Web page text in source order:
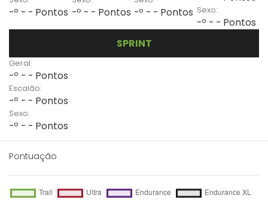
-º - - Pontos -º - - Pontos -º - - Pontos Sexo:
-º - - Pontos
SPRINT
Geral:
-º - - Pontos
Escalão:
-º - - Pontos
Sexo:
-º - - Pontos
Pontuação